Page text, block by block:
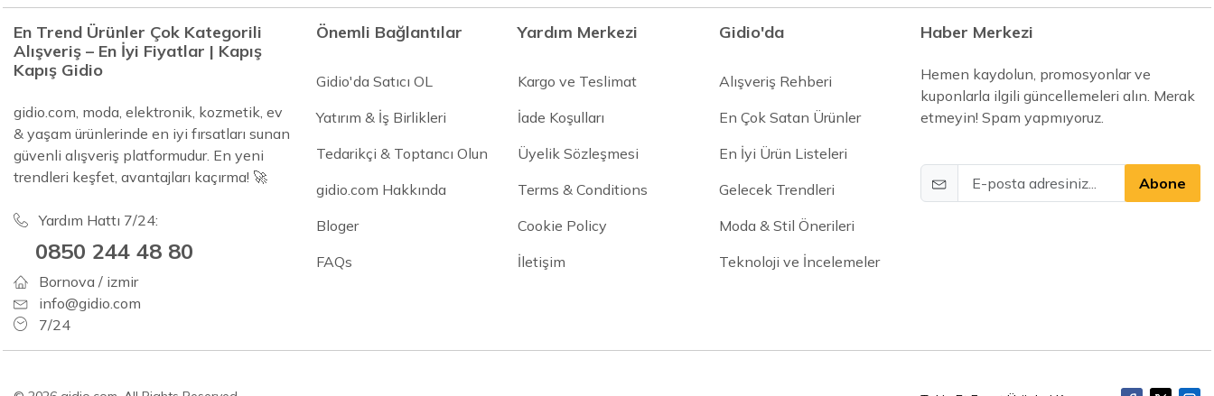
En Trend Ürünler Çok Kategorili
Alışveriş – En İyi Fiyatlar | Kapış
Kapış Gidio
gidio.com, moda, elektronik, kozmetik, ev
& yaşam ürünlerinde en iyi fırsatları sunan
güvenli alışveriş platformudur. En yeni
trendleri keşfet, avantajları kaçırma! 🚀
Yardım Hattı 7/24:
0850 244 48 80
Bornova / izmir
info@gidio.com
7/24
Önemli Bağlantılar
Gidio'da Satıcı OL
Yatırım & İş Birlikleri
Tedarikçi & Toptancı Olun
gidio.com Hakkında
Bloger
FAQs
Yardım Merkezi
Kargo ve Teslimat
İade Koşulları
Üyelik Sözleşmesi
Terms & Conditions
Cookie Policy
İletişim
Gidio'da
Alışveriş Rehberi
En Çok Satan Ürünler
En İyi Ürün Listeleri
Gelecek Trendleri
Moda & Stil Önerileri
Teknoloji ve İncelemeler
Haber Merkezi
Hemen kaydolun, promosyonlar ve
kuponlarla ilgili güncellemeleri alın. Merak
etmeyin! Spam yapmıyoruz.
Abone